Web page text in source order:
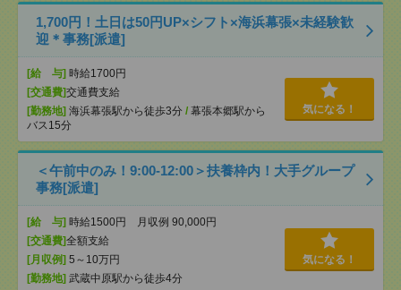
1,700円！土日は50円UP×シフト×海浜幕張×未経験歓
迎＊事務[派遣]
[給 与] 時給1700円
[交通費]交通費支給
[勤務地] 海浜幕張駅から徒歩3分 / 幕張本郷駅から
バス15分
気になる！
＜午前中のみ！9:00-12:00＞扶養枠内！大手グループ
事務[派遣]
[給 与] 時給1500円 月収例 90,000円
[交通費]全額支給
[月収例] 5～10万円
[勤務地] 武蔵中原駅から徒歩4分
気になる！